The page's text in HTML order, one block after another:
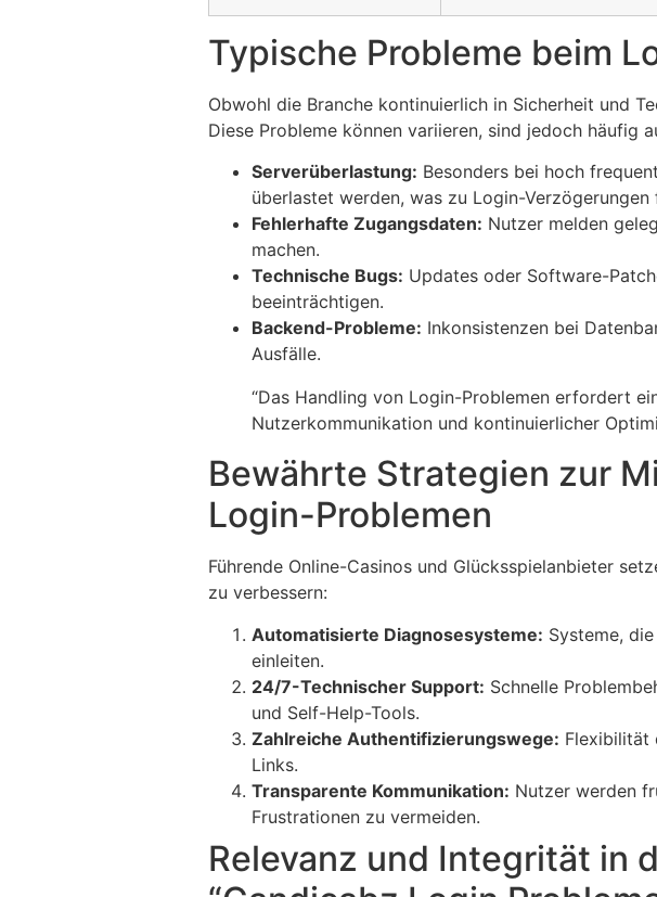
Typische Probleme beim
Obwohl die Branche kontinuierlich in Sicherheit und
Diese Probleme können variieren, sind jedoch häufig
Serverüberlastung: Besonders bei hoch
überlastet werden, was zu Login-Verzögerungen
Fehlerhafte Zugangsdaten: Nutzer melden
machen.
Technische Bugs: Updates oder Software-
beeinträchtigen.
Backend-Probleme: Inkonsistenzen bei
Ausfälle.
“Das Handling von Login-Problemen erfordert
Nutzerkommunikation und kontinuierlicher
Bewährte Strategien zur
Login-Problemen
Führende Online-Casinos und Glücksspielanbieter
zu verbessern:
Automatisierte Diagnosesysteme: Systeme,
einleiten.
24/7-Technischer Support: Schnelle
und Self-Help-Tools.
Zahlreiche Authentifizierungswege: Flexibilität
Links.
Transparente Kommunikation: Nutzer werden
Frustrationen zu vermeiden.
Relevanz und Integrität in